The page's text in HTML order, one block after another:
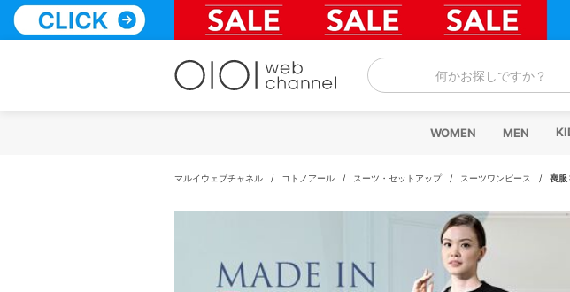
テ
何かお探しですか？
WOMEN MEN
マルイウェブチャネル / コトノアール / スーツ・セットアップ / スーツワンピース / 喪服